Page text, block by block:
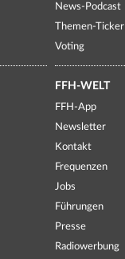
News-Podcast
Themen-Ticker
Voting
FFH-WELT
FFH-App
Newsletter
Kontakt
Frequenzen
Jobs
Führungen
Presse
Radiowerbung